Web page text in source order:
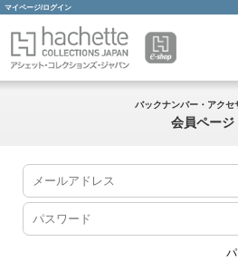
マイページ/ログイン
バックナンバー・アクセ
会員ページ